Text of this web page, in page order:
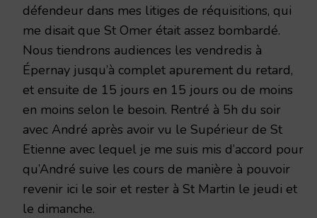
défendeur dans mes litiges de réquisitions, qui
me disait que St Omer était assez bombardé.
Nous tiendrons audiences les vendredis à
Épernay jusqu’à complet apurement du retard,
et ensuite de 15 jours en 15 jours ou de moins
en moins selon le besoin. Rentré à 5h du soir
avec André après avoir vu le Supérieur de St
Etienne avec lequel je me suis mis d’accord pour
qu’André suive les cours de manière à pouvoir
revenir ici le soir et rester à St Martin le jeudi et
le dimanche.